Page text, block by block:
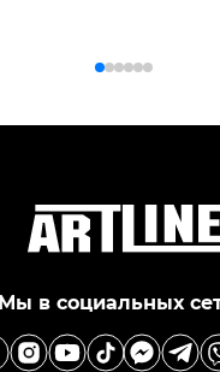
Мы в социальных